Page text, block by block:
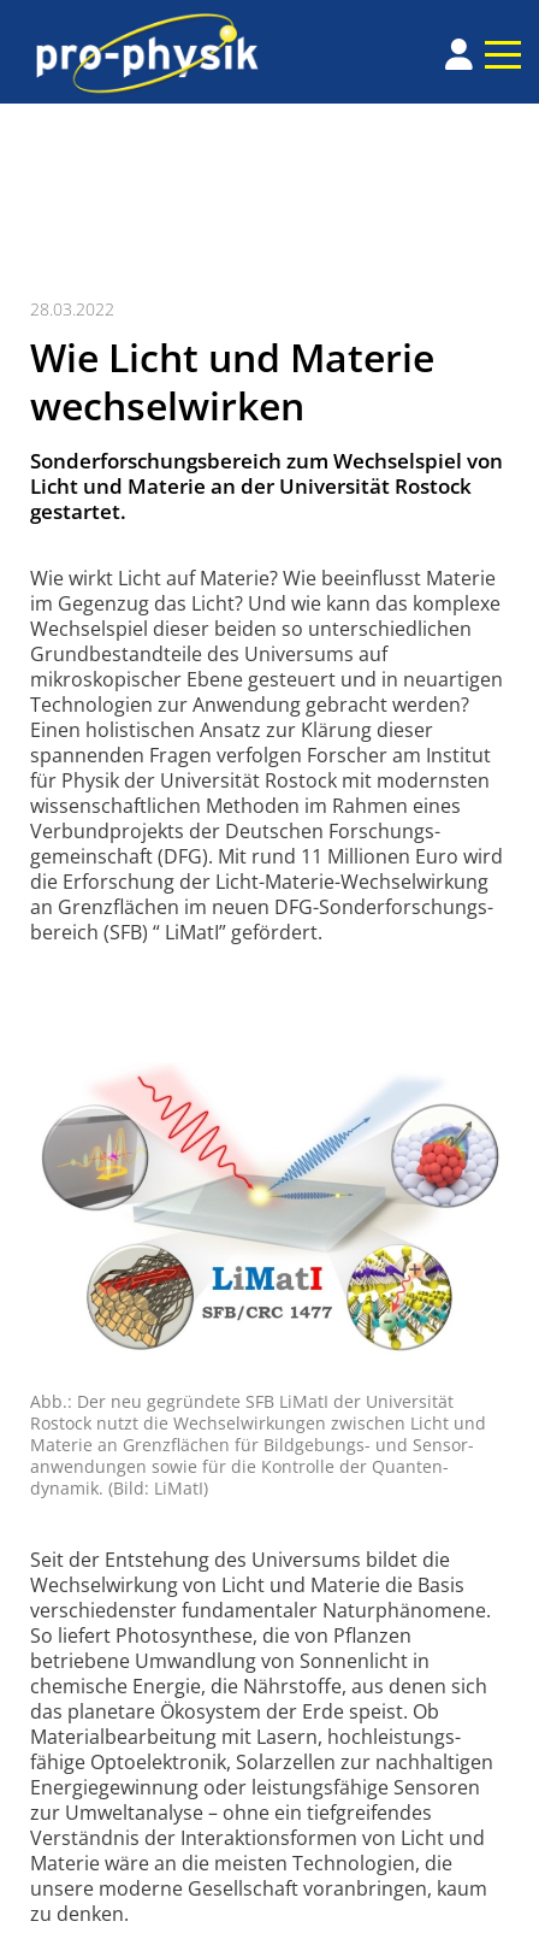
28.03.2022
Wie Licht und Materie
wechselwirken
Sonderforschungsbereich zum Wechselspiel von
Licht und Materie an der Universität Rostock
gestartet.
Wie wirkt Licht auf Materie? Wie beeinflusst Materie
im Gegenzug das Licht? Und wie kann das komplexe
Wechselspiel dieser beiden so unterschiedlichen
Grundbestandteile des Universums auf
mikroskopischer Ebene gesteuert und in neuartigen
Technologien zur Anwendung gebracht werden?
Einen holistischen Ansatz zur Klärung dieser
spannenden Fragen verfolgen Forscher am Institut
für Physik der Universität Rostock mit modernsten
wissen­schaftlichen Methoden im Rahmen eines
Verbundprojekts der Deutschen Forschungs­
gemeinschaft (DFG). Mit rund 11 Millionen Euro wird
die Erforschung der Licht-Materie-Wechselwirkung
an Grenzflächen im neuen DFG-Sonder­forschungs­
bereich (SFB) “ LiMatI” gefördert.
Abb.: Der neu gegründete SFB LiMatI der Universität
Rostock nutzt die Wechsel­wirkungen zwischen Licht und
Materie an Grenzflächen für Bildgebungs- und Sensor­
anwendungen sowie für die Kontrolle der Quanten­
dynamik. (Bild: LiMatI)
Seit der Entstehung des Universums bildet die
Wechselwirkung von Licht und Materie die Basis
verschiedenster fundamentaler Naturphänomene.
So liefert Photosynthese, die von Pflanzen
betriebene Umwandlung von Sonnenlicht in
chemische Energie, die Nährstoffe, aus denen sich
das planetare Ökosystem der Erde speist. Ob
Material­bearbeitung mit Lasern, hoch­leistungs­
fähige Optoelektronik, Solarzellen zur nachhaltigen
Energie­gewinnung oder leistungs­fähige Sensoren
zur Umwelt­analyse – ohne ein tiefgreifendes
Verständnis der Interaktions­formen von Licht und
Materie wäre an die meisten Technologien, die
unsere moderne Gesellschaft voranbringen, kaum
zu denken.